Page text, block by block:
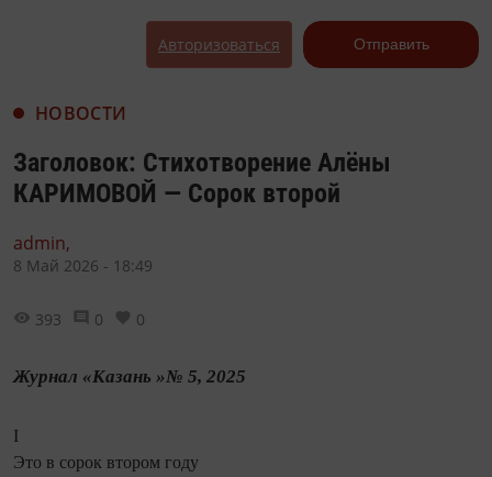
Авторизоваться Отправить
НОВОСТИ
Заголовок: Стихотворение Алёны
КАРИМОВОЙ — Сорок второй
admin,
8 Май 2026 - 18:49
393 0 0
Журнал «Казань »№ 5, 2025
I
Это в сорок втором году